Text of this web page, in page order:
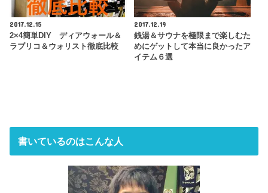
2017.12.15
2×4簡単DIY ディアウォール＆
ラブリコ＆ウォリスト徹底比較
2017.12.19
銭湯＆サウナを極限まで楽しむた
めにゲットして本当に良かったア
イテム６選
書いているのはこんな人